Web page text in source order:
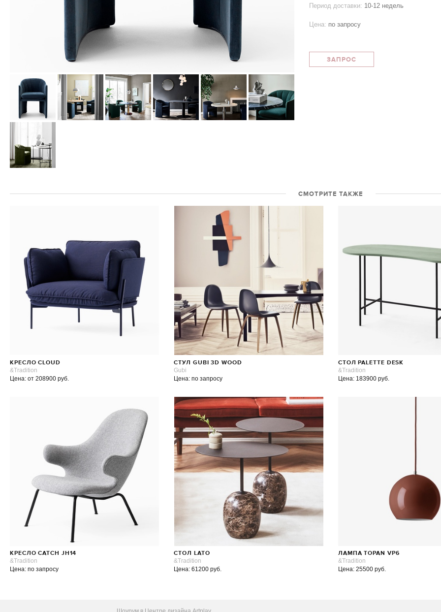
Период доставки: 10-12 недель
Цена: по запросу
ЗАПРОС
СМОТРИТЕ ТАКЖЕ
КРЕСЛО CLOUD
&Tradition
Цена: от 208900 руб.
СТУЛ GUBI 3D WOOD
Gubi
Цена: по запросу
СТОЛ PALETTE DESK
&Tradition
Цена: 183900 руб.
КРЕСЛО CATCH JH14
&Tradition
Цена: по запросу
СТОЛ LATO
&Tradition
Цена: 61200 руб.
ЛАМПА TOPAN VP6
&Tradition
Цена: 25500 руб.